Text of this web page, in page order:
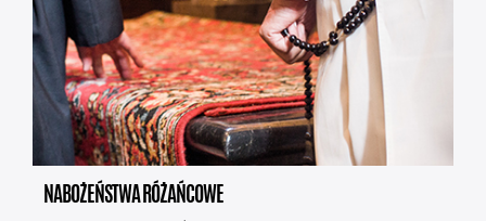
NABOŻEŃSTWA RÓŻAŃCOWE